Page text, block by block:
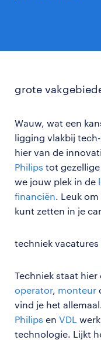
grote
Wauw, wat een
ligging vlakbij
hier van de
Philips tot
we jouw plek in de
financiën. Leuk
kunt zetten in je
techniek vacatures
Techniek staat
operator, monteur
vind je het
Philips en VDL
technologie. Lijkt